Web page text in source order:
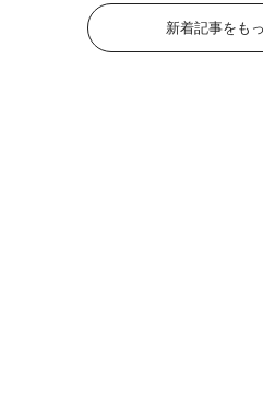
新着記事をも